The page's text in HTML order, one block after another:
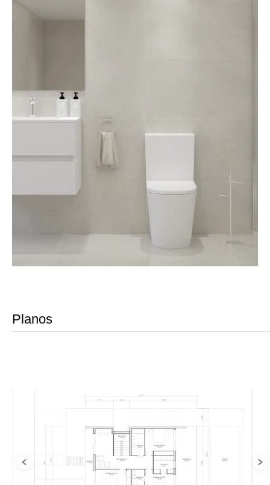
Planos